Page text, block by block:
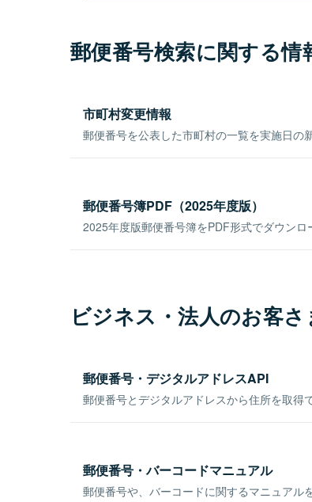
郵便番号検索に関する情
市町村変更情報
郵便番号を公表した市町村の一覧を実施日の
郵便番号簿PDF（2025年度版）
2025年度版郵便番号簿をPDF形式でダウンロ
ビジネス・法人のお客
郵便番号・デジタルアドレスAPI
郵便番号とデジタルアドレスから住所を取得
郵便番号・バーコードマニュアル
郵便番号や、バーコードに関するマニュアル